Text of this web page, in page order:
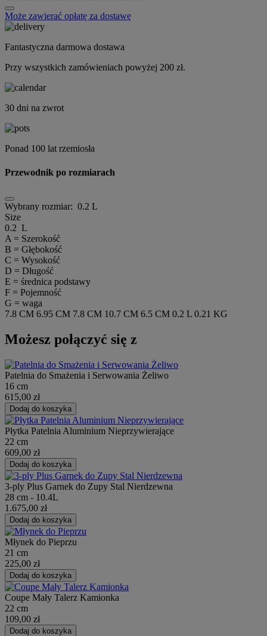
Może zawierać opłatę za dostawę
Fantastyczna darmowa dostawa
Przy wszystkich zamówieniach powyżej 200 zł.
30 dni na zwrot
Ponad 100 lat rzemiosła
Przewodnik po rozmiarach
Wybrany rozmiar: 0.2 L
Size
0.2 L
A = Szerokość
B = Głębokość
C = Wysokość
D = Długość
E = średnica podstawy
F = Pojemność
G = waga
7.8 CM 6.95 CM 7.8 CM 10.7 CM 6.5 CM 0.2 L 0.21 KG
Możesz połączyć się z
Patelnia do Smażenia i Serwowania Żeliwo
16 cm
615,00 zł
Dodaj do koszyka
Płytka Patelnia Aluminium Nieprzywierające
22 cm
609,00 zł
Dodaj do koszyka
3-ply Plus Garnek do Zupy Stal Nierdzewna
28 cm - 10.4L
1.675,00 zł
Dodaj do koszyka
Młynek do Pieprzu
21 cm
225,00 zł
Dodaj do koszyka
Coupe Mały Talerz Kamionka
22 cm
109,00 zł
Dodaj do koszyka